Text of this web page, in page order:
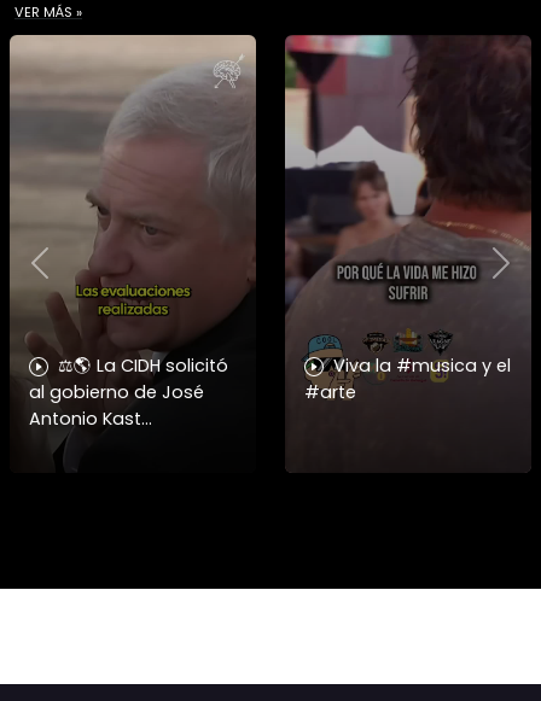
VER MÁS »
⚖️🌎 La CIDH solicitó
al gobierno de José
Antonio Kast
información detallada
sobre cambios
Viva la #musica y el
#arte
Previous